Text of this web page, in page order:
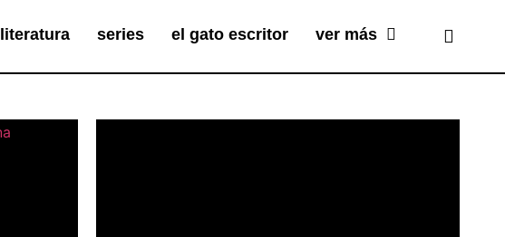
literatura series el gato escritor ver más